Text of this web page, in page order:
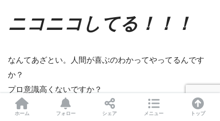
ニコニコしてる！！！
なんてあざとい。人間が喜ぶのわかってやってるんです
か？
プロ意識高くないですか？
ホーム フォロー シェア メニュー トップ